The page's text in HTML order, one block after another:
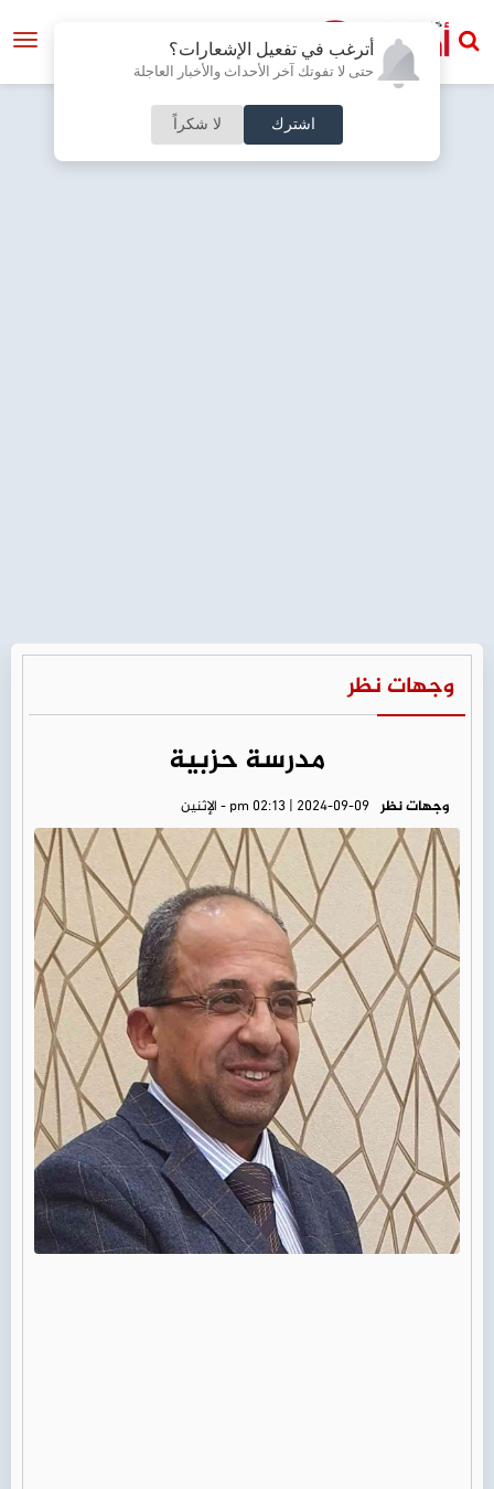
أترغب في تفعيل الإشعارات؟
حتى لا تفوتك آخر الأحداث والأخبار العاجلة
اشترك لا شكراً
وجهات نظر
مدرسة حزبية
وجهات نظر pm 02:13 | 2024-09-09 - الإثنين